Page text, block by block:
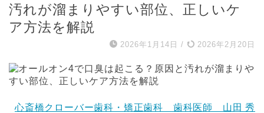
汚れが溜まりやすい部位、正しいケ
ア方法を解説
2026年1月14日 / 2026年2月20日
心斎橋クローバー歯科・矯正歯科 歯科医師 山田 秀